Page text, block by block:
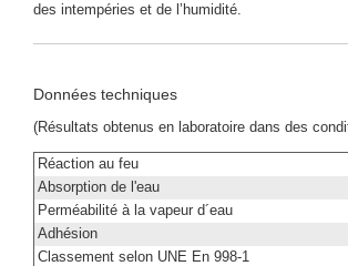
des intempéries et de l’humidité.
Données techniques
(Résultats obtenus en laboratoire dans des
Réaction au feu
Absorption de l'eau
Perméabilité à la vapeur d´eau
Adhésion
Classement selon UNE En 998-1